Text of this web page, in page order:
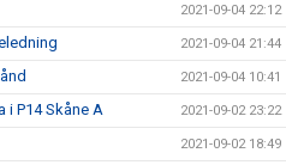
2021-09-04 22:12
2021-09-04 21:44
2021-09-04 10:41
i P14 Skåne A 2021-09-02 23:22
2021-09-02 18:49